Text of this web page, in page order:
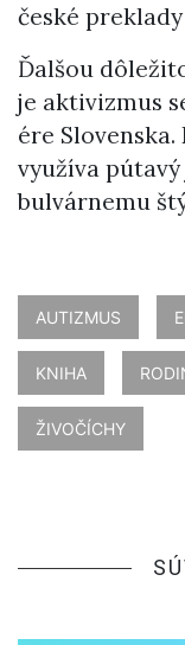
české
Ďalšou
je aktivizmus
ére
využíva pútavý
bulvárnemu
AUTIZMUS
KNIHA
ŽIVOČÍCHY